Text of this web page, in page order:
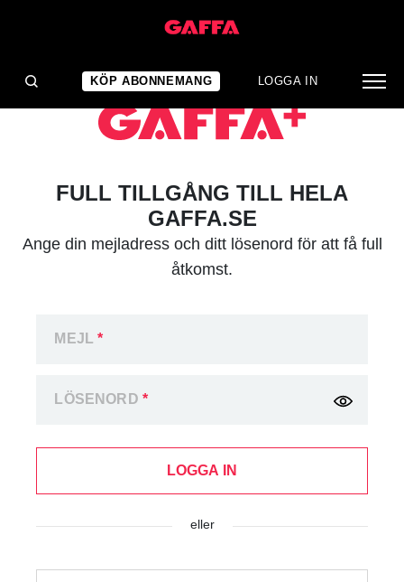
KÖP ABONNEMANG LOGGA IN
FULL TILLGÅNG TILL HELA
GAFFA.SE
Ange din mejladress och ditt lösenord för att få full
åtkomst.
MEJL*
LÖSENORD *
LOGGA IN
eller